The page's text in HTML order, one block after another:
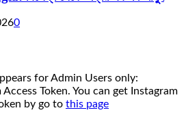
0
for Admin Users only:
Token. You can get Instagram
by go to this page